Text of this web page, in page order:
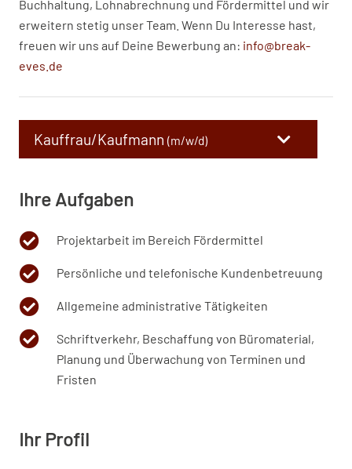
Buchhaltung, Lohnabrechnung und Fördermittel und wir
erweitern stetig unser Team. Wenn Du Interesse hast,
freuen wir uns auf Deine Bewerbung an: info@break-
eves.de
Kauffrau/Kaufmann(m/w/d)
Ihre Aufgaben
Projektarbeit im Bereich Fördermittel
Persönliche und telefonische Kundenbetreuung
Allgemeine administrative Tätigkeiten
Schriftverkehr, Beschaffung von Büromaterial,
Planung und Überwachung von Terminen und
Fristen
Ihr Profil